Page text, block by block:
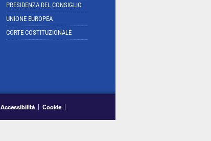
PRESIDENZA DEL CONSIGLIO
UNIONE EUROPEA
CORTE COSTITUZIONALE
Accessibilità Cookie